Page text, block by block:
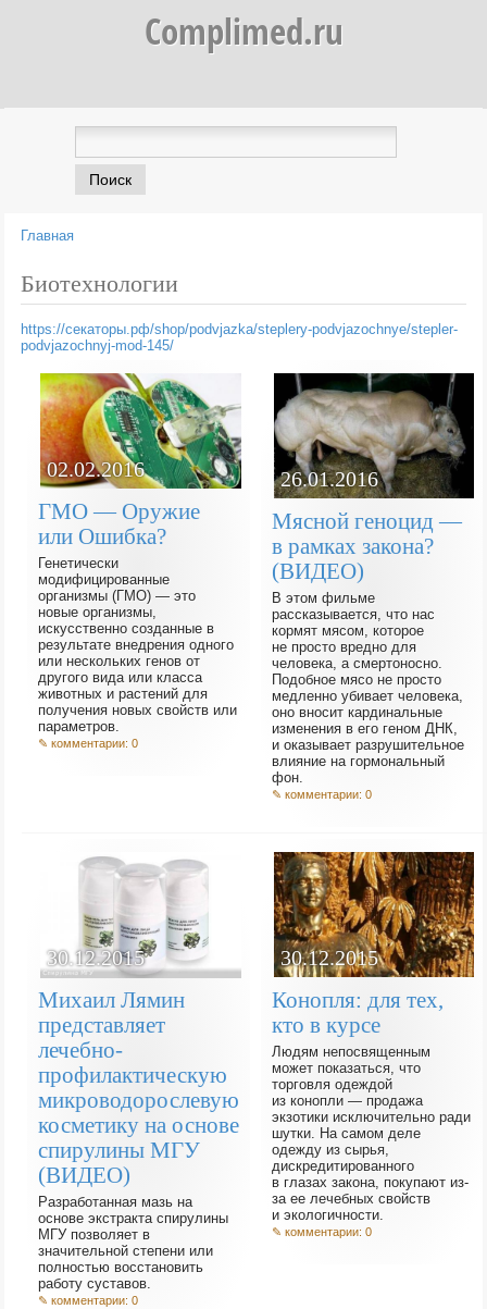
Complimed.ru
Главная
Биотехнологии
https://секаторы.рф/shop/podvjazka/steplery-podvjazochnye/stepler-
podvjazochnyj-mod-145/
02.02.2016
ГМО — Оружие
или Ошибка?
Генетически
модифицированные
организмы (ГМО) — это
новые организмы,
искусственно созданные в
результате внедрения одного
или нескольких генов от
другого вида или класса
животных и растений для
получения новых свойств или
параметров.
✎ комментарии: 0
26.01.2016
Мясной геноцид —
в рамках закона?
(ВИДЕО)
В этом фильме
рассказывается, что нас
кормят мясом, которое
не просто вредно для
человека, а смертоносно.
Подобное мясо не просто
медленно убивает человека,
оно вносит кардинальные
изменения в его геном ДНК,
и оказывает разрушительное
влияние на гормональный
фон.
✎ комментарии: 0
30.12.2015
Михаил Лямин
представляет
лечебно-
профилактическую
микроводорослевую
косметику на основе
спирулины МГУ
(ВИДЕО)
Разработанная мазь на
основе экстракта спирулины
МГУ позволяет в
значительной степени или
полностью восстановить
работу суставов.
✎ комментарии: 0
30.12.2015
Конопля: для тех,
кто в курсе
Людям непосвященным
может показаться, что
торговля одеждой
из конопли — продажа
экзотики исключительно ради
шутки. На самом деле
одежду из сырья,
дискредитированного
в глазах закона, покупают из-
за ее лечебных свойств
и экологичности.
✎ комментарии: 0